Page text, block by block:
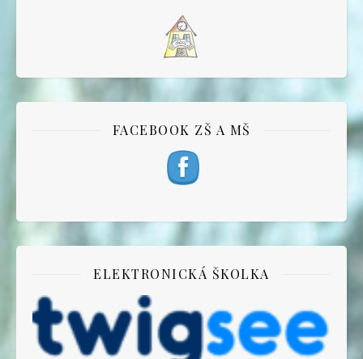
FACEBOOK ZŠ A MŠ
ELEKTRONICKÁ ŠKOLKA